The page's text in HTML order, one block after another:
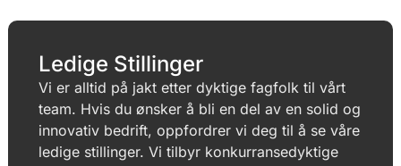
Ledige Stillinger
Vi er alltid på jakt etter dyktige fagfolk til vårt
team. Hvis du ønsker å bli en del av en solid og
innovativ bedrift, oppfordrer vi deg til å se våre
ledige stillinger. Vi tilbyr konkurransedyktige